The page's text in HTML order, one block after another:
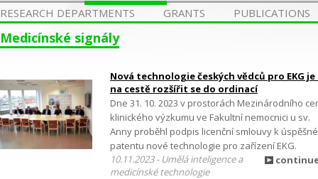
RESEARCH DEPARTMENTS
GRANTS PUBLICATIONS
Medicínské signály
Nová technologie českých vědců pro EKG
na cestě rozšířit se do ordinací
Dne 31. 10. 2023 v prostorách Mezinárodního
klinického výzkumu ve Fakultní nemocnici u sv.
Anny proběhl podpis licenční smlouvy k
patentu nové technologie pro zařízení EKG.
10.11.2023 - Umělá inteligence a
medicínské technologie